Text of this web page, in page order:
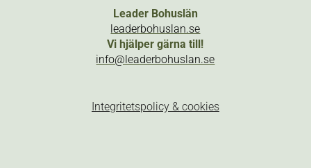
Leader Bohuslän
leaderbohuslan.se
Vi hjälper gärna till!
info@leaderbohuslan.se
Integritetspolicy & cookies